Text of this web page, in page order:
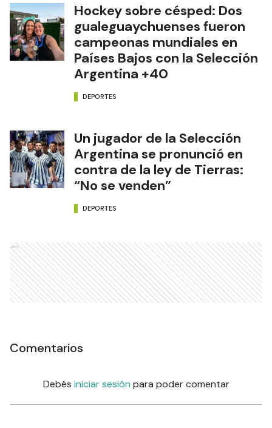
Hockey sobre césped: Dos
gualeguaychuenses fueron
campeonas mundiales en
Países Bajos con la Selección
Argentina +40
DEPORTES
Un jugador de la Selección
Argentina se pronunció en
contra de la ley de Tierras:
“No se venden”
DEPORTES
Ads
Comentarios
Debés iniciar sesión para poder comentar